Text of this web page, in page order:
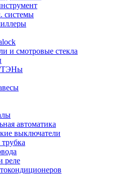
системы
и смотровые стекла
ТЭНы
автоматика
выключатели
реле